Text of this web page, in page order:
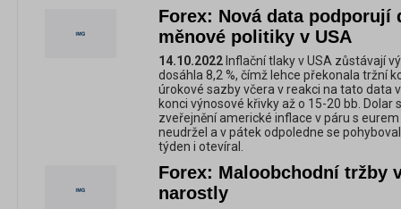
Forex: Nová data podporují
měnové politiky v USA
14.10.2022 Inflační tlaky v USA zůstávají
dosáhla 8,2 %, čímž lehce překonala tržní
úrokové sazby včera v reakci na tato data
konci výnosové křivky až o 15-20 bb. Dolar
zveřejnění americké inflace v páru s eurem
neudržel a v pátek odpoledne se
týden i otevíral.
Forex: Maloobchodní tržby
narostly